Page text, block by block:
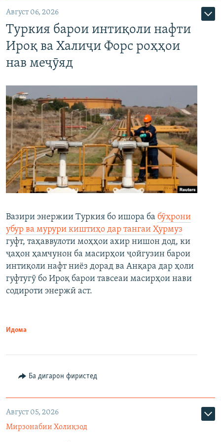
Август 06, 2026
Туркия барои интиқоли нафти
Ироқ ва Халиҷи Форс роҳҳои
нав меҷӯяд
Вазири энержии Туркия бо ишора ба бӯҳрони
убур ва мурури киштиҳо дар тангаи Ҳурмуз
гуфт, таҳаввулоти моҳҳои ахир нишон дод, ки
ҷаҳон ҳамчунон ба масирҳои ҷойгузин барои
интиқоли нафт ниёз дорад ва Анқара дар ҳоли
гуфтугӯ бо Ироқ барои тавсеаи масирҳои нави
содироти энержӣ аст.
Идома
Ба дигарон фиристед
Август 05, 2026
Мирзонабии Холиқзод